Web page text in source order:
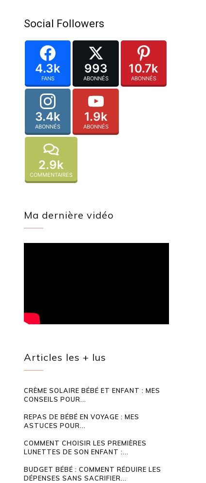
Social Followers
4.3k
FANS
993
ABONNÉS
10.7k
ABONNÉS
3.4k
ABONNÉS
1.9k
ABONNÉS
2.9k
COMMENTAIRES
Ma dernière vidéo
Articles les + lus
CRÈME SOLAIRE BÉBÉ ET ENFANT : MES
CONSEILS POUR...
REPAS DE BÉBÉ EN VOYAGE : MES
ASTUCES POUR...
COMMENT CHOISIR LES PREMIÈRES
LUNETTES DE SON ENFANT :...
BUDGET BÉBÉ : COMMENT RÉDUIRE LES
DÉPENSES SANS SACRIFIER...